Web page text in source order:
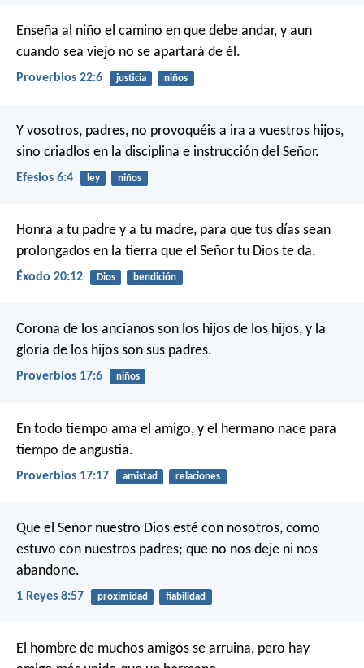
Enseña al niño el camino en que debe andar, y aun
cuando sea viejo no se apartará de él.
Proverbios 22:6 justicia niños
Y vosotros, padres, no provoquéis a ira a vuestros hijos,
sino criadlos en la disciplina e instrucción del Señor.
Efesios 6:4 ley niños
Honra a tu padre y a tu madre, para que tus días sean
prolongados en la tierra que el Señor tu Dios te da.
Éxodo 20:12 Dios bendición
Corona de los ancianos son los hijos de los hijos, y la
gloria de los hijos son sus padres.
Proverbios 17:6 niños
En todo tiempo ama el amigo, y el hermano nace para
tiempo de angustia.
Proverbios 17:17 amistad relaciones
Que el Señor nuestro Dios esté con nosotros, como
estuvo con nuestros padres; que no nos deje ni nos
abandone.
1 Reyes 8:57 proximidad fiabilidad
El hombre de muchos amigos se arruina, pero hay